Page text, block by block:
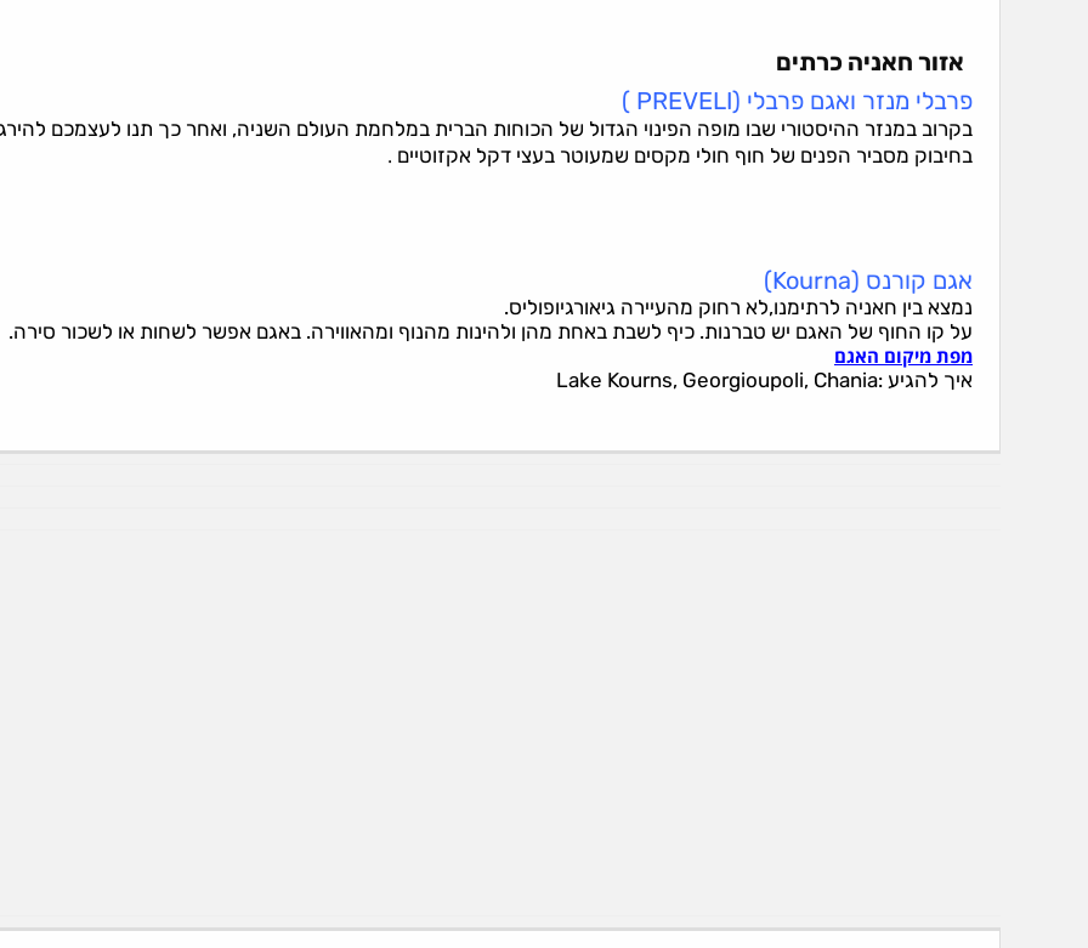
אזור חאניה כרתים
פרבלי מנזר ואגם פרבלי (PREVELI )
בקרוב במנזר ההיסטורי שבו מופה הפינוי הגדול של הכוחות הברית במלחמת העולם השניה, ואחר כך תנו לעצמכם
בחיבוק מסביר הפנים של חוף חולי מקסים שמעוטר בעצי דקל אקזוטיים .
אגם קורנס (Kourna)
נמצא בין חאניה לרתימנו,לא רחוק מהעיירה גיאורגיופוליס.
על קו החוף של האגם יש טברנות. כיף לשבת באחת מהן ולהינות מהנוף ומהאווירה. באגם אפשר לשחות או לשכור סירה.
מפת מיקום האגם
איך להגיע :Lake Kourns, Georgioupoli, Chania